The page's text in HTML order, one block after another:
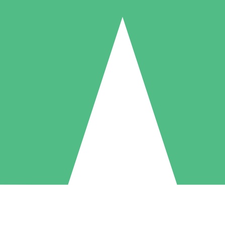
Individuele Creditpakketten
per gebruik met downloadtegoeden. Geen maandelijkse verplichting
5 Downloaden
US$